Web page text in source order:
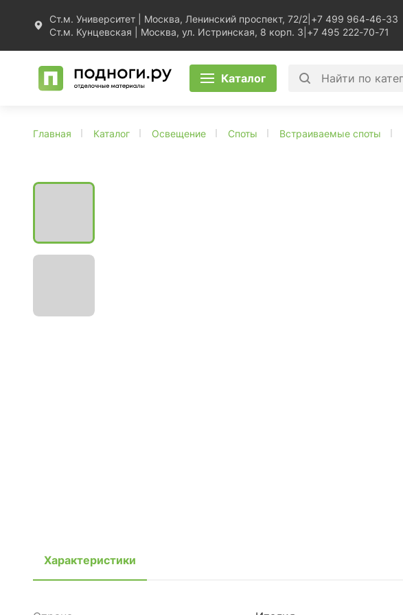
Ст.м. Университет | Москва, Ленинский проспект, 72/2 +7 499 964-46-33
Ст.м. Кунцевская | Москва, ул. Истринская, 8 корп. 3 +7 495 222-70-71
Каталог
Главная Каталог Освещение Споты Встраиваемые споты
Характеристики